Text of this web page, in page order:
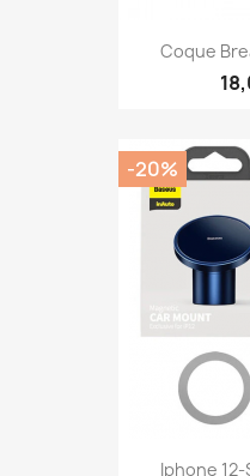
Coque
Iphone
-20%